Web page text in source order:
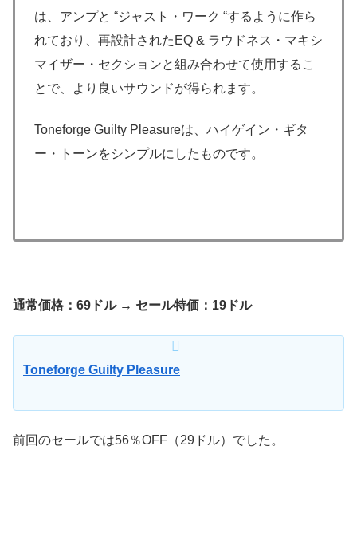
は、アンプと “ジャスト・ワーク “するように作ら
れており、再設計されたEQ & ラウドネス・マキシ
マイザー・セクションと組み合わせて使用するこ
とで、より良いサウンドが得られます。
Toneforge Guilty Pleasureは、ハイゲイン・ギタ
ー・トーンをシンプルにしたものです。
通常価格：69ドル → セール特価：19ドル
Toneforge Guilty Pleasure
前回のセールでは56％OFF（29ドル）でした。